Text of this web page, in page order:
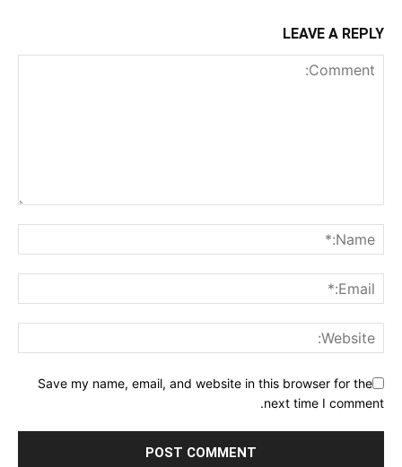
LEAVE A REPLY
Save my name, email, and website in this browser for the
next time I comment.